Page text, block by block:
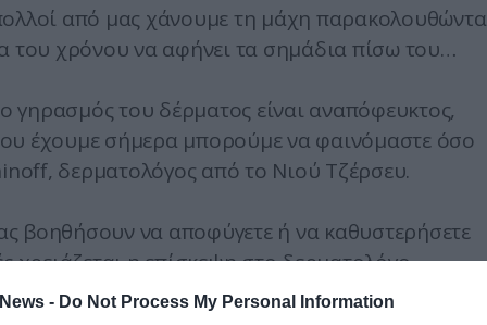
- Do Not Process My Personal Information
από μας χάνουμε τη μάχη
του χρόνου να αφήνει τα σημάδια πίσω του…
γηρασμός του δέρματος είναι αναπόφευκτος,
έχουμε σήμερα μπορούμε να φαινόμαστε όσο
δερματολόγος από το Νιού Τζέρσευ.
βοηθήσουν να αποφύγετε ή να καθυστερήσετε
χρειάζεται η επίσκεψη στο δερματολόγο,